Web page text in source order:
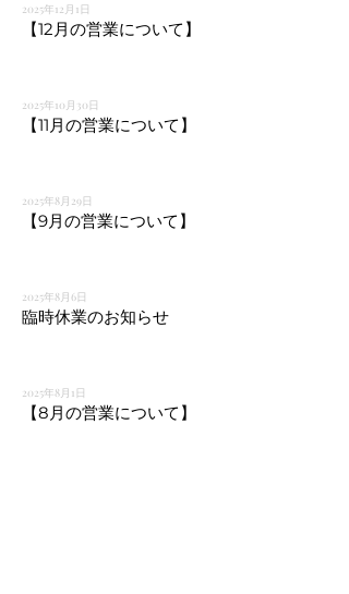
2025年12月1日
【12月の営業について】
2025年10月30日
【11月の営業について】
2025年8月29日
【9月の営業について】
2025年8月6日
臨時休業のお知らせ
2025年8月1日
【8月の営業について】